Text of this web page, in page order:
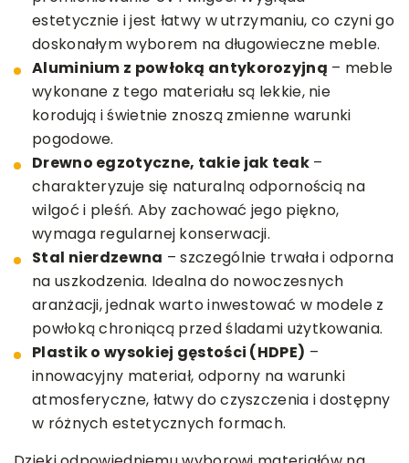
estetycznie i jest łatwy w utrzymaniu, co czyni go
doskonałym wyborem na długowieczne meble.
Aluminium z powłoką antykorozyjną – meble
wykonane z tego materiału są lekkie, nie
korodują i świetnie znoszą zmienne warunki
pogodowe.
Drewno egzotyczne, takie jak teak–
charakteryzuje się naturalną odpornością na
wilgoć i pleśń. Aby zachować jego piękno,
wymaga regularnej konserwacji.
Stal nierdzewna – szczególnie trwała i odporna
na uszkodzenia. Idealna do nowoczesnych
aranżacji, jednak warto inwestować w modele z
powłoką chroniącą przed śladami użytkowania.
Plastik o wysokiej gęstości (HDPE) –
innowacyjny materiał, odporny na warunki
atmosferyczne, łatwy do czyszczenia i dostępny
w różnych estetycznych formach.